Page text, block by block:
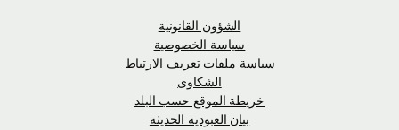
الشؤون القانونية
سياسة الخصوصية
سياسة ملفات تعريف الارتباط
الشكاوى
خريطة الموقع حسب البلد
بيان العبودية الحديثة